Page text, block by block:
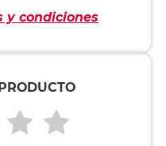
y condiciones